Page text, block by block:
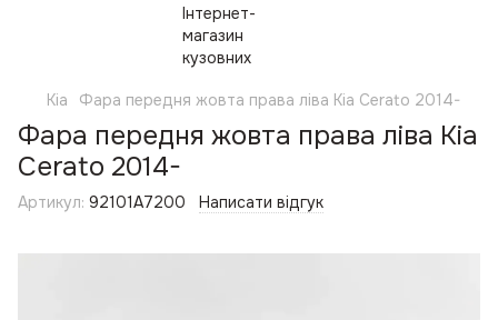
Kia Фара передня жовта права ліва Kia Cerato 2014-
Фара передня жовта права ліва Kia
Cerato 2014-
Артикул: 92101A7200 Написати відгук